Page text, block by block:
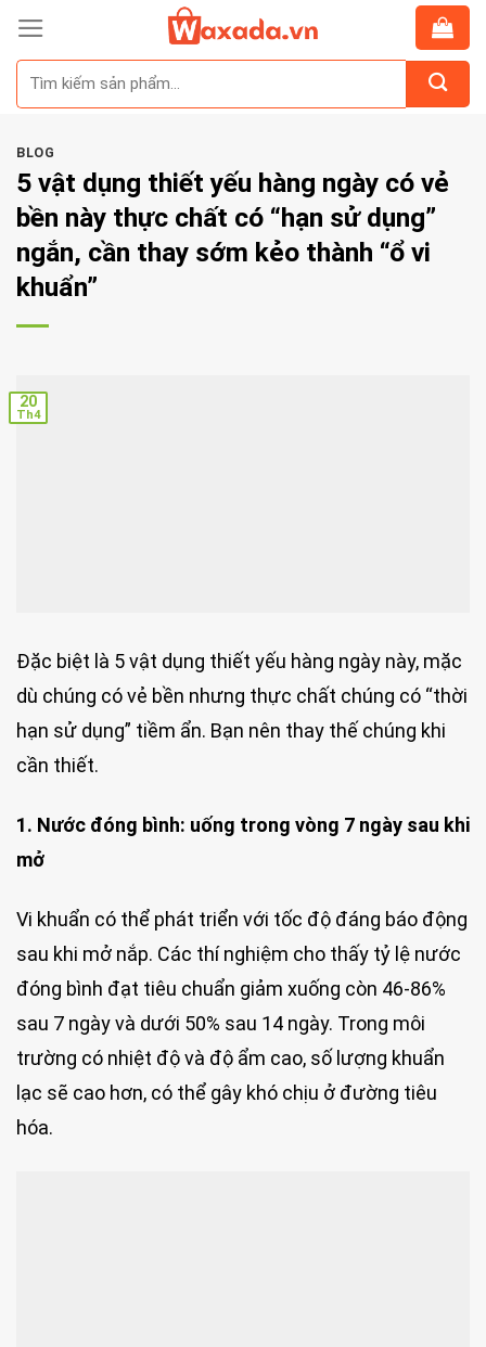
Skip
content
BLOG
5 vật dụng thiết yếu hàng ngày có vẻ
bền này thực chất có “hạn sử dụng”
ngắn, cần thay sớm kẻo thành “ổ vi
khuẩn”
20
Th4
Đặc biệt là 5 vật dụng thiết yếu hàng ngày này, mặc
dù chúng có vẻ bền nhưng thực chất chúng có “thời
hạn sử dụng” tiềm ẩn. Bạn nên thay thế chúng khi
cần thiết.
1. Nước đóng bình: uống trong vòng 7 ngày sau khi
mở
Vi khuẩn có thể phát triển với tốc độ đáng báo động
sau khi mở nắp. Các thí nghiệm cho thấy tỷ lệ nước
đóng bình đạt tiêu chuẩn giảm xuống còn 46-86%
sau 7 ngày và dưới 50% sau 14 ngày. Trong môi
trường có nhiệt độ và độ ẩm cao, số lượng khuẩn
lạc sẽ cao hơn, có thể gây khó chịu ở đường tiêu
hóa.